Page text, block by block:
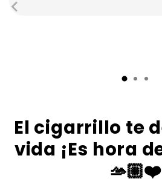
El cigarrillo te
vida ¡Es hora
🫴🏼❤️